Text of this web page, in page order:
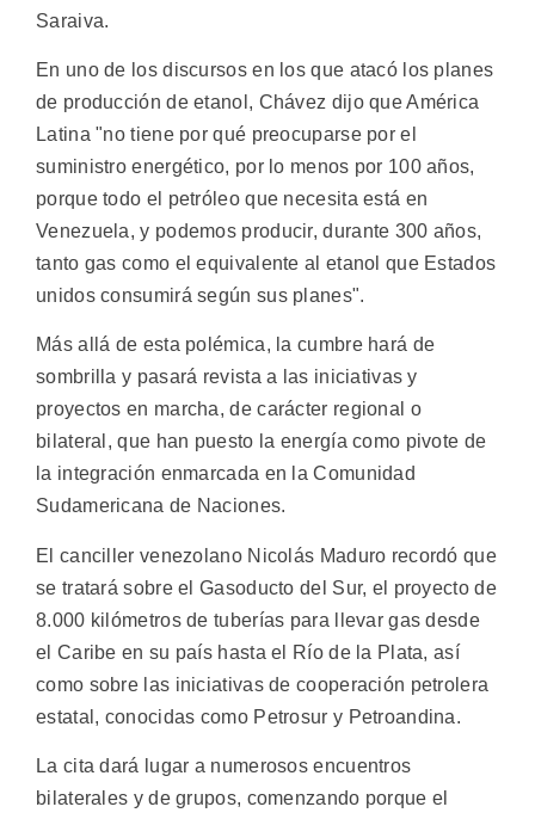
Saraiva.
En uno de los discursos en los que atacó los planes
de producción de etanol, Chávez dijo que América
Latina "no tiene por qué preocuparse por el
suministro energético, por lo menos por 100 años,
porque todo el petróleo que necesita está en
Venezuela, y podemos producir, durante 300 años,
tanto gas como el equivalente al etanol que Estados
unidos consumirá según sus planes".
Más allá de esta polémica, la cumbre hará de
sombrilla y pasará revista a las iniciativas y
proyectos en marcha, de carácter regional o
bilateral, que han puesto la energía como pivote de
la integración enmarcada en la Comunidad
Sudamericana de Naciones.
El canciller venezolano Nicolás Maduro recordó que
se tratará sobre el Gasoducto del Sur, el proyecto de
8.000 kilómetros de tuberías para llevar gas desde
el Caribe en su país hasta el Río de la Plata, así
como sobre las iniciativas de cooperación petrolera
estatal, conocidas como Petrosur y Petroandina.
La cita dará lugar a numerosos encuentros
bilaterales y de grupos, comenzando porque el